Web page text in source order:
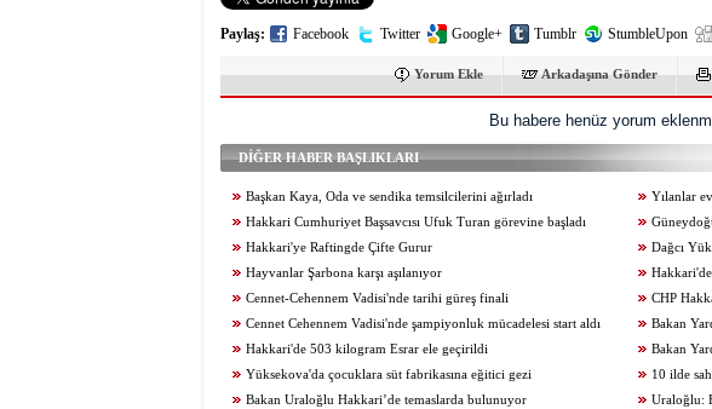
Paylaş: Facebook Twitter Google+ Tumblr StumbleUpon
Yorum Ekle Arkadaşına Gönder
Bu habere henüz yorum
DİĞER HABER BAŞLIKLARI
Başkan Kaya, Oda ve sendika temsilcilerini ağırladı
Yılanlar
Hakkari Cumhuriyet Başsavcısı Ufuk Turan görevine başladı
Hakkari'ye Raftingde Çifte Gurur
Dağcı
Hayvanlar Şarbona karşı aşılanıyor
Hakkari'de
Cennet-Cehennem Vadisi'nde tarihi güreş finali
CHP
Cennet Cehennem Vadisi'nde şampiyonluk mücadelesi start aldı
Bakan
Hakkari'de 503 kilogram Esrar ele geçirildi
Bakan
Yüksekova'da çocuklara süt fabrikasına eğitici gezi
10 ilde
Bakan Uraloğlu Hakkari’de temaslarda bulunuyor
Uraloğlu: